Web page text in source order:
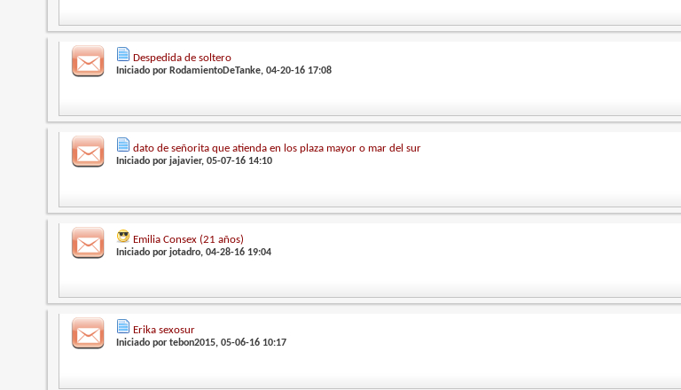
Despedida de soltero
Iniciado por RodamientoDeTanke, 04-20-16 17:08
dato de señorita que atienda en los plaza mayor o mar del sur
Iniciado por jajavier, 05-07-16 14:10
Emilia Consex (21 años)
Iniciado por jotadro, 04-28-16 19:04
Erika sexosur
Iniciado por tebon2015, 05-06-16 10:17